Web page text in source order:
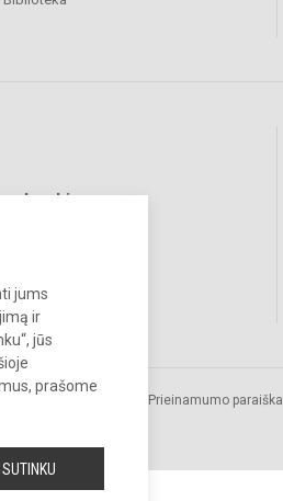
jums
ir
jūs
prašome
SUTINKU
teisės
Prieinamumo paraiška